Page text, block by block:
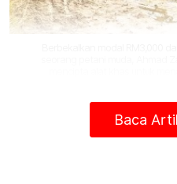
Hadir sama ialah
Jajahan Kota Bharu
Baca